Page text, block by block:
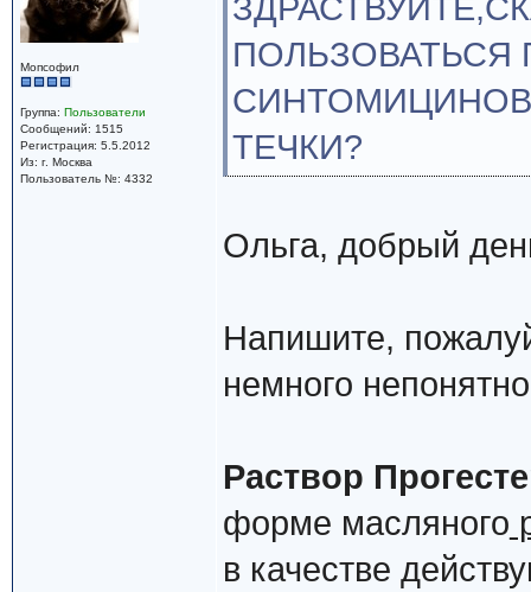
Мопсофил
Группа: Пользователи
Сообщений: 1515
Регистрация: 5.5.2012
Из: г. Москва
Пользователь №: 4332
ПОЛЬЗОВАТЬСЯ
ТЕЧКИ?
Ольга, добрый
Напишите,
немного
Раствор
форме масляного
в качестве